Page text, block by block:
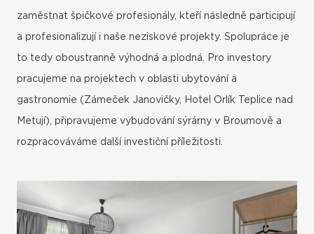
zaměstnat špičkové profesionály, kteří následně participují
a profesionalizují i naše neziskové projekty. Spolupráce je
to tedy oboustranně výhodná a plodná. Pro investory
pracujeme na projektech v oblasti ubytování a
gastronomie (Zámeček Janovičky, Hotel Orlík Teplice nad
Metují), připravujeme vybudování sýrárny v Broumově a
rozpracováváme další investiční příležitosti.